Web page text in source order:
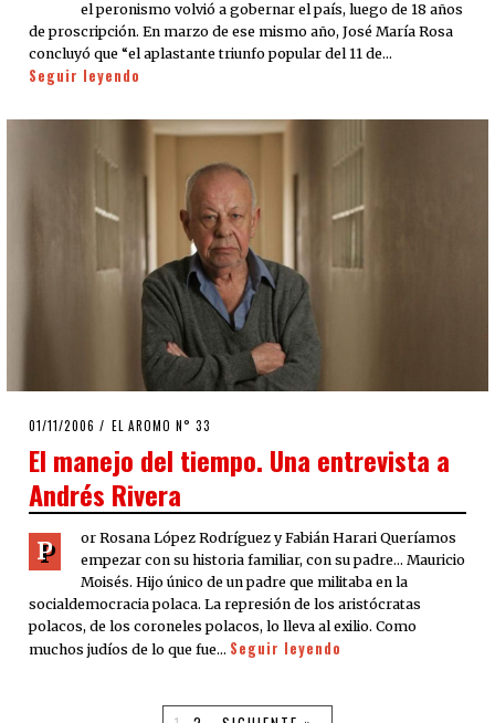
el peronismo volvió a gobernar el país, luego de 18 años
de proscripción. En marzo de ese mismo año, José María Rosa
concluyó que “el aplastante triunfo popular del 11 de…
Seguir leyendo
POSTED
01/11/2006 23/03/2020
EL AROMO N° 33
El manejo del tiempo. Una entrevista a
Andrés Rivera
P
or Rosana López Rodríguez y Fabián Harari Queríamos
empezar con su historia familiar, con su padre… Mauricio
Moisés. Hijo único de un padre que militaba en la
socialdemocracia polaca. La represión de los aristócratas
polacos, de los coroneles polacos, lo lleva al exilio. Como
muchos judíos de lo que fue… Seguir leyendo